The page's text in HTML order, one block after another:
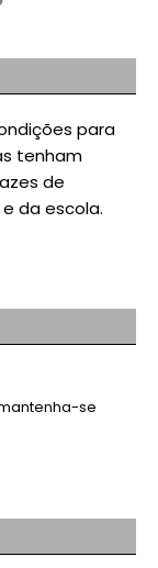
para
tenham
de
da escola.
se